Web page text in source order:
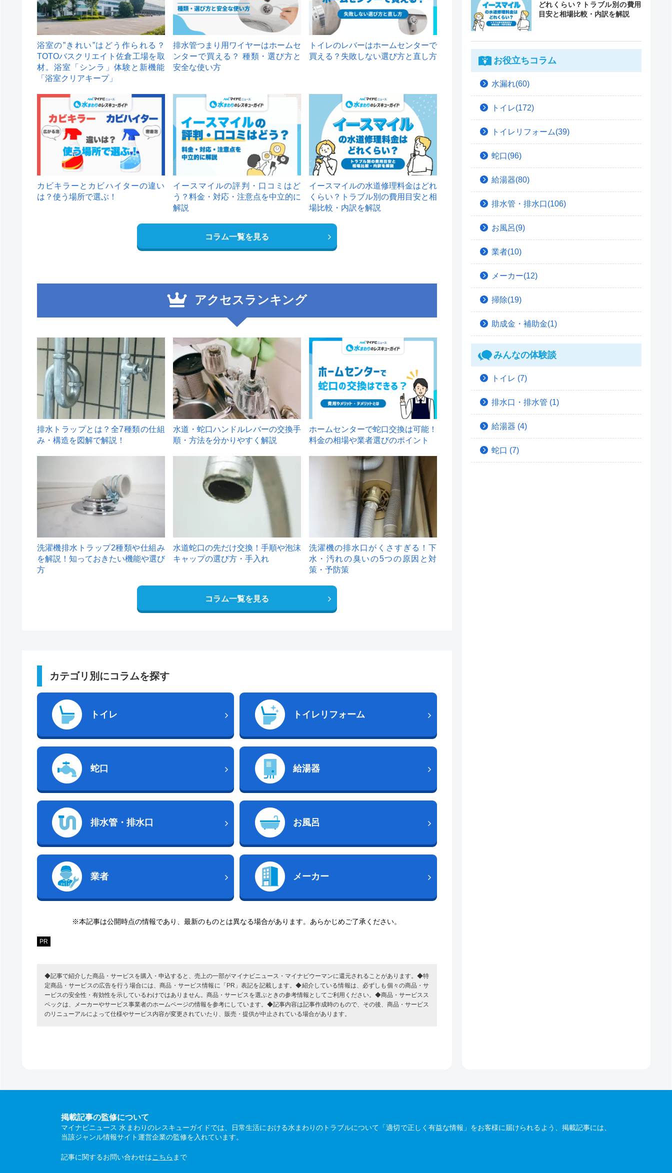
浴室の”きれい”はどう作られる？
TOTOバスクリエイト佐倉工場を取
材。浴室「シンラ」体験と新機能
「浴室クリアキープ」
排水管つまり用ワイヤーはホームセ
ンターで買える？ 種類・選び方と
安全な使い方
トイレのレバーはホームセンターで
買える？失敗しない選び方と直し方
カビキラーとカビハイターの違い
は？使う場所で選ぶ！
イースマイルの評判・口コミはど
う？料金・対応・注意点を中立的に
解説
イースマイルの水道修理料金はどれ
くらい？トラブル別の費用目安と相
場比較・内訳を解説
コラム一覧を見る
アクセスランキング
1
排水トラップとは？全7種類の仕組
み・構造を図解で解説！
2
水道・蛇口ハンドルレバーの交換手
順・方法を分かりやすく解説
ホームセンターで蛇口交換は可能！
料金の相場や業者選びのポイント
洗濯機排水トラップ2種類や仕組み
を解説！知っておきたい機能や選び
方
水道蛇口の先だけ交換！手順や泡沫
キャップの選び方・手入れ
洗濯機の排水口がくさすぎる！下
水・汚れの臭いの5つの原因と対
策・予防策
コラム一覧を見る
カテゴリ別にコラムを探す
トイレ トイレリフォーム
蛇口 給湯器
排水管・排水口 お風呂
業者 メーカー
※本記事は公開時点の情報であり、最新のものとは異なる場合があります。あらかじめご了承ください。
PR
◆記事で紹介した商品・サービスを購入・申込すると、売上の一部がマイナビニュース・マイナビウーマンに還元されることがあります。◆特
定商品・サービスの広告を行う場合には、商品・サービス情報に「PR」表記を記載します。◆紹介している情報は、必ずしも個々の商品・サ
ービスの安全性・有効性を示しているわけではありません。商品・サービスを選ぶときの参考情報としてご利用ください。◆商品・サービスス
ペックは、メーカーやサービス事業者のホームページの情報を参考にしています。◆記事内容は記事作成時のもので、その後、商品・サービス
のリニューアルによって仕様やサービス内容が変更されていたり、販売・提供が中止されている場合があります。
どれくらい？トラブル別の費用
目安と相場比較・内訳を解説
お役立ちコラム
水漏れ(60)
トイレ(172)
トイレリフォーム(39)
蛇口(96)
給湯器(80)
排水管・排水口(106)
お風呂(9)
業者(10)
メーカー(12)
掃除(19)
助成金・補助金(1)
みんなの体験談
トイレ (7)
排水口・排水管 (1)
給湯器 (4)
蛇口 (7)
掲載記事の監修について
マイナビニュース 水まわりのレスキューガイドでは、日常生活における水まわりのトラブルについて「適切で正しく有益な情報」をお客様に届けられるよう、掲載記事には、
当該ジャンル情報サイト運営企業の監修を入れています。
記事に関するお問い合わせはこちら まで